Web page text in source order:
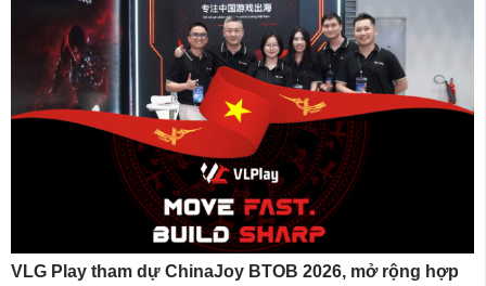
VLG Play tham dự ChinaJoy BTOB 2026, mở rộng hợp